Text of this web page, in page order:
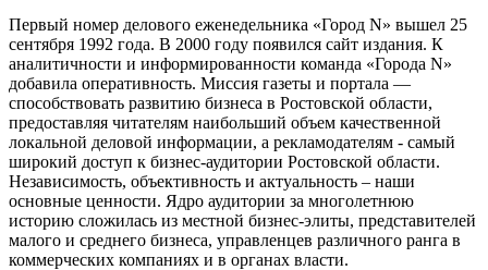
Первый номер делового еженедельника «Город N» вышел 25
сентября 1992 года. В 2000 году появился сайт издания. К
аналитичности и информированности команда «Города N»
добавила оперативность. Миссия газеты и портала —
способствовать развитию бизнеса в Ростовской области,
предоставляя читателям наибольший объем качественной
локальной деловой информации, а рекламодателям - самый
широкий доступ к бизнес-аудитории Ростовской области.
Независимость, объективность и актуальность – наши
основные ценности. Ядро аудитории за многолетнюю
историю сложилась из местной бизнес-элиты, представителей
малого и среднего бизнеса, управленцев различного ранга в
коммерческих компаниях и в органах власти.